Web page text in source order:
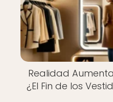
Realidad
¿El Fin de los